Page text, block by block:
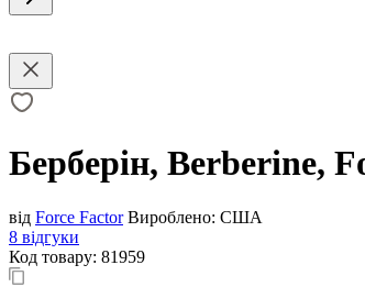
Берберін, Berberine,
від Force Factor Вироблено: США
8 відгуки
Код товару: 81959